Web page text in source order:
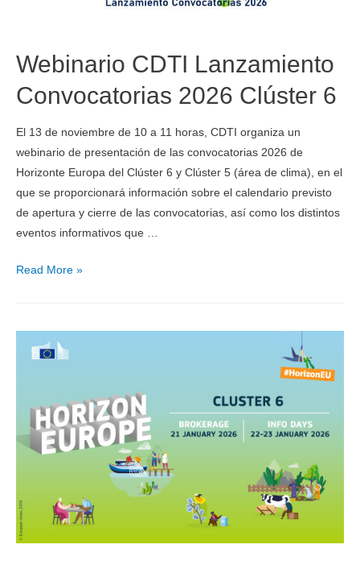
Webinario CDTI Lanzamiento
Convocatorias 2026 Clúster 6
El 13 de noviembre de 10 a 11 horas, CDTI organiza un
webinario de presentación de las convocatorias 2026 de
Horizonte Europa del Clúster 6 y Clúster 5 (área de clima), en el
que se proporcionará información sobre el calendario previsto
de apertura y cierre de las convocatorias, así como los distintos
eventos informativos que …
Read More »